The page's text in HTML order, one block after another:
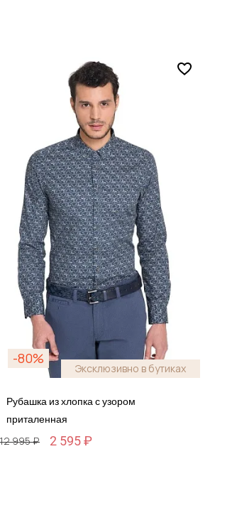
-80%
Эксклюзивно в бутиках
Рубашка из хлопка с узором
приталенная
12 995 ₽ 2 595 ₽